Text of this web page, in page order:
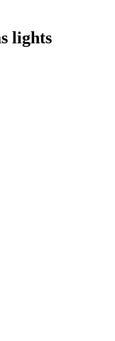
lights